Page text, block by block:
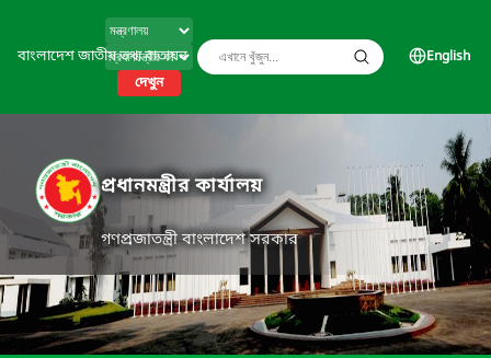
বাংলাদেশ জাতীয় তথ্য বাতায়ন
দেখুন
English
প্রধানমন্ত্রীর কার্যালয়
গণপ্রজাতন্ত্রী বাংলাদেশ সরকার